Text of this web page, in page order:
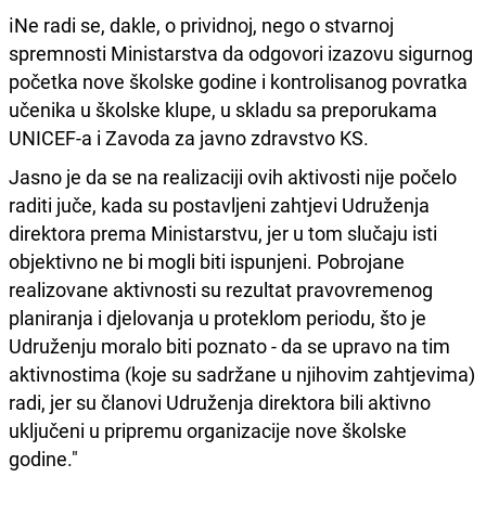
ℹ️Ne radi se, dakle, o prividnoj, nego o stvarnoj
spremnosti Ministarstva da odgovori izazovu sigurnog
početka nove školske godine i kontrolisanog povratka
učenika u školske klupe, u skladu sa preporukama
UNICEF-a i Zavoda za javno zdravstvo KS.
Jasno je da se na realizaciji ovih aktivosti nije počelo
raditi juče, kada su postavljeni zahtjevi Udruženja
direktora prema Ministarstvu, jer u tom slučaju isti
objektivno ne bi mogli biti ispunjeni. Pobrojane
realizovane aktivnosti su rezultat pravovremenog
planiranja i djelovanja u proteklom periodu, što je
Udruženju moralo biti poznato - da se upravo na tim
aktivnostima (koje su sadržane u njihovim zahtjevima)
radi, jer su članovi Udruženja direktora bili aktivno
uključeni u pripremu organizacije nove školske
godine."